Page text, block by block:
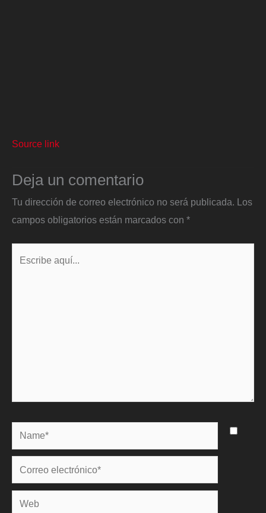
Source link
Deja un comentario
Tu dirección de correo electrónico no será publicada.
Los
campos obligatorios están marcados con *
Name*
Correo
electrónico*
Web